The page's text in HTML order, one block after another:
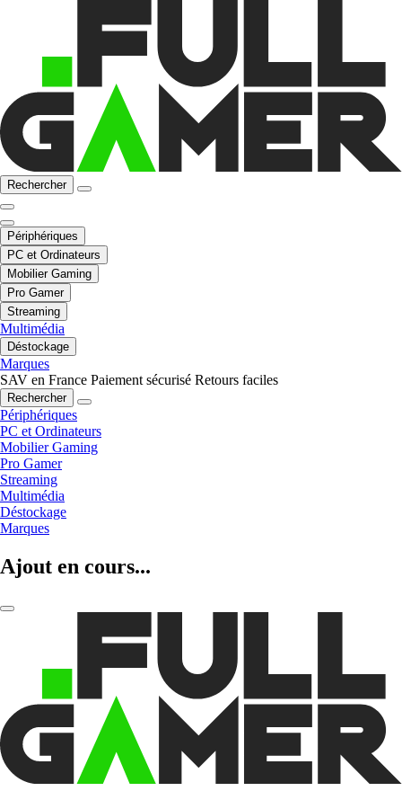
Rechercher
Périphériques
PC et Ordinateurs
Mobilier Gaming
Pro Gamer
Streaming
Multimédia
Déstockage
Marques
SAV en France Paiement sécurisé Retours faciles
Rechercher
Périphériques
PC et Ordinateurs
Mobilier Gaming
Pro Gamer
Streaming
Multimédia
Déstockage
Marques
Ajout en cours...